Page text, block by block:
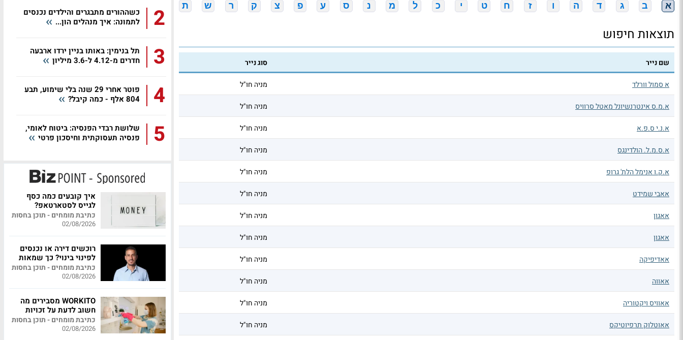
א ב ג ד ה ו ז ח ט י כ ל מ נ ס ע פ צ ק ר ש ת
תוצאות חיפוש
שם נייר סוג נייר
א סמול וורלד מניה חו"ל
א.מ.ס אינטרנשיונל מאטל סרוויס מניה חו"ל
א.נ.י ס.פ.א מניה חו"ל
א.ס.מ.ל. הולדינגס מניה חו"ל
א.ק.ו אנימל הלת' גרופ מניה חו"ל
אאבי שמידט מניה חו"ל
אאגון מניה חו"ל
אאגון מניה חו"ל
אאדיפיקה מניה חו"ל
אאווה מניה חו"ל
אאוויס ויקטוריה מניה חו"ל
אאוטלוק תרפיוטיקס מניה חו"ל
2
כשההורים מתבגרים והילדים נכנסים
לתמונה: איך מנהלים הון...
3
תל בנימין: באותו בניין ירדו ארבעה
חדרים מ-4.12 ל-3.6 מיליון
4
פוטר אחרי 29 שנה בלי שימוע, תבע
804 אלף - כמה קיבל?
5
שלושת רבדי הפנסיה: ביטוח לאומי,
פנסיה תעסוקתית וחיסכון פרטי
איך קובעים כמה כסף
לגייס לסטארטאפ?
כתיבת מומחים - תוכן בחסות
02/08/2026
רוכשים דירה או נכנסים
לפינוי בינוי? כך שמאות
מקצועית יכולה לחסוך
לכם מאות אלפי שקלים
כתיבת מומחים - תוכן בחסות
02/08/2026
WORKITO מסבירים מה
חשוב לדעת על זכויות
עובדי משק בית
כתיבת מומחים - תוכן בחסות
02/08/2026